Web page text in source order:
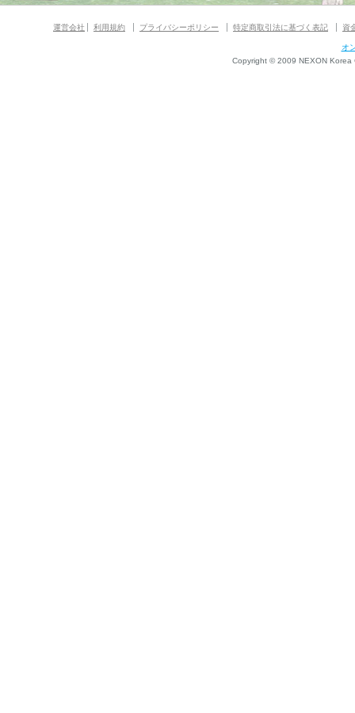
運営会社 利用規約 プライバシーポリシー 特定商取引法に基づく表記 資
オ
Copyright © 2009 NEXON Korea